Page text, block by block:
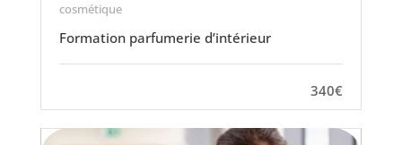
cosmétique
Formation parfumerie d’intérieur
340€